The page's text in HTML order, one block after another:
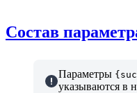
Состав
Параметры
указываются в